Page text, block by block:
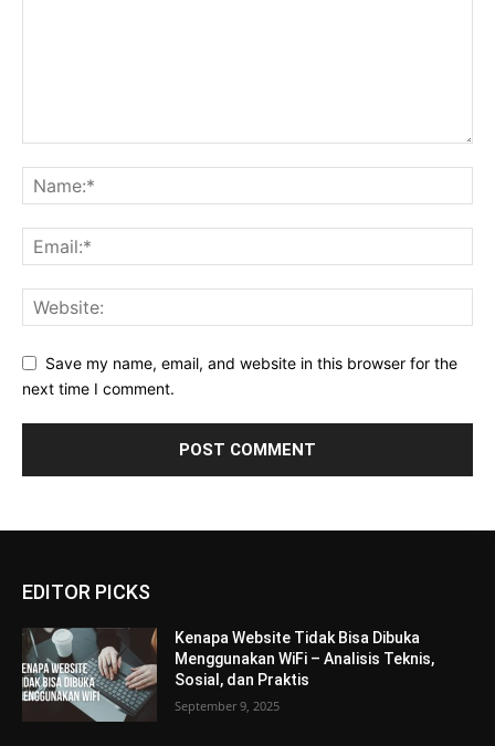
Save my name, email, and website in this browser for the
next time I comment.
EDITOR PICKS
Kenapa Website Tidak Bisa Dibuka
Menggunakan WiFi – Analisis Teknis,
Sosial, dan Praktis
September 9, 2025